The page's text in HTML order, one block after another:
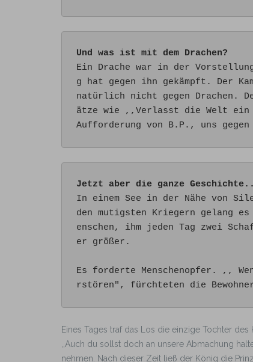
Und was ist mit dem Drachen?
Ein Drache war in der
g hat gegen ihn gekämpft. Der
natürlich nicht gegen Drachen.
ätze wie ,,Verlasst die Welt ein
Aufforderung von B.P., uns
Jetzt aber die ganze
In einem See in der Nähe von
den mutigsten Kriegern gelang
enschen, ihm jeden Tag zwei
er größer.
Es forderte Menschenopfer. ,,
rstören", fürchteten die
Eines Tages traf das Los die einzige Tochter des
,,Auch du sollst doch an unsere Abmachung
nehmen. Nach dieser Zeit ließ der König die